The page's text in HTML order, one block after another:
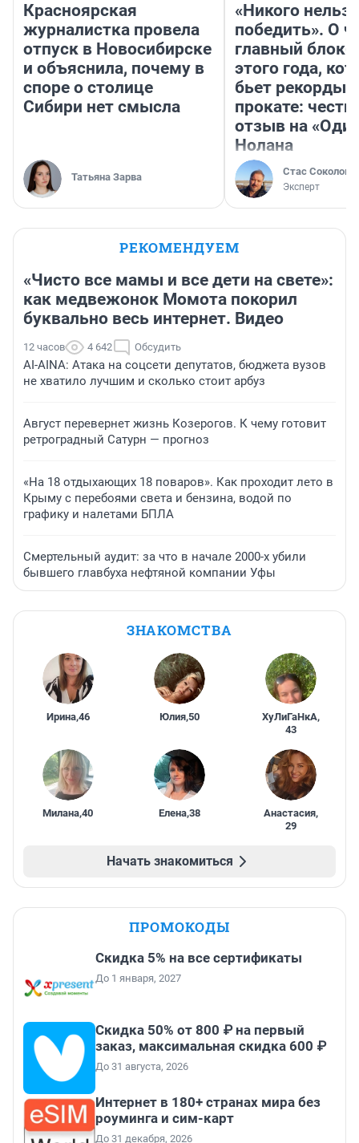
Красноярская
журналистка провела
отпуск в Новосибирске
и объяснила, почему в
споре о столице
Сибири нет смысла
Татьяна Зарва
«Никого нельзя
победить». О
главный
этого года,
бьет рекорды в
прокате:
отзыв на
Нолана
Стас Соколов
Эксперт
РЕКОМЕНДУЕМ
«Чисто все мамы и все дети на свете»:
как медвежонок Момота покорил
буквально весь интернет. Видео
12 часов 4 642 Обсудить
AI-AINA: Атака на соцсети депутатов, бюджета вузов
не хватило лучшим и сколько стоит арбуз
Август перевернет жизнь Козерогов. К чему готовит
ретроградный Сатурн — прогноз
«На 18 отдыхающих 18 поваров». Как проходит лето в
Крыму с перебоями света и бензина, водой по
графику и налетами БПЛА
Смертельный аудит: за что в начале 2000-х убили
бывшего главбуха нефтяной компании Уфы
ЗНАКОМСТВА
Ирина,46 Юлия,50 ХуЛиГаНкА,
43
Милана,40 Елена,38 Анастасия,
29
Начать знакомиться
ПРОМОКОДЫ
Скидка 5% на все сертификаты
До 1 января, 2027
Скидка 50% от 800 ₽ на первый
заказ, максимальная скидка 600 ₽
До 31 августа, 2026
Интернет в 180+ странах мира без
роуминга и сим-карт
До 31 декабря, 2026